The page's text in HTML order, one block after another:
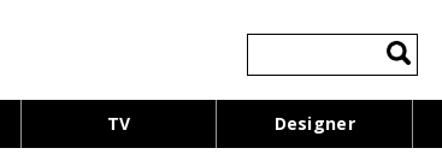
索:
TV Designer